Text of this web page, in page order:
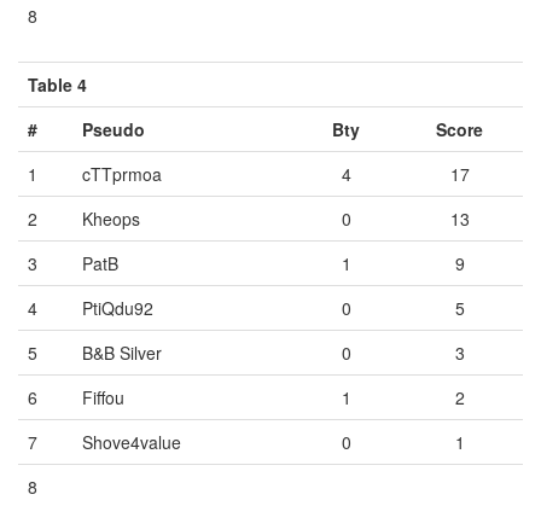
8
Table 4
#
Pseudo Bty
Score
1
cTTprmoa 4
17
2
Kheops 0
13
3
PatB 1
9
4
PtiQdu92 0
5
5
B&B Silver 0
3
6
Fiffou 1
2
7
Shove4value 0
1
8